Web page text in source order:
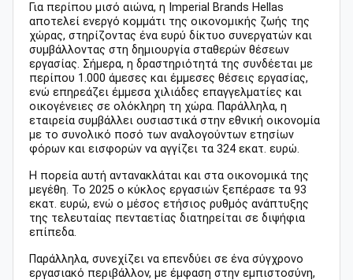
Για περίπου μισό αιώνα, η Imperial Brands Hellas
αποτελεί ενεργό κομμάτι της οικονομικής ζωής της
χώρας, στηρίζοντας ένα ευρύ δίκτυο συνεργατών και
συμβάλλοντας στη δημιουργία σταθερών θέσεων
εργασίας. Σήμερα, η δραστηριότητά της συνδέεται με
περίπου 1.000 άμεσες και έμμεσες θέσεις εργασίας,
ενώ επηρεάζει έμμεσα χιλιάδες επαγγελματίες και
οικογένειες σε ολόκληρη τη χώρα. Παράλληλα, η
εταιρεία συμβάλλει ουσιαστικά στην εθνική οικονομία
με το συνολικό ποσό των αναλογούντων ετησίων
φόρων και εισφορών να αγγίζει τα 324 εκατ. ευρώ.
Η πορεία αυτή αντανακλάται και στα οικονομικά της
μεγέθη. Το 2025 ο κύκλος εργασιών ξεπέρασε τα 93
εκατ. ευρώ, ενώ ο μέσος ετήσιος ρυθμός ανάπτυξης
της τελευταίας πενταετίας διατηρείται σε διψήφια
επίπεδα.
Παράλληλα, συνεχίζει να επενδύει σε ένα σύγχρονο
εργασιακό περιβάλλον, με έμφαση στην εμπιστοσύνη,